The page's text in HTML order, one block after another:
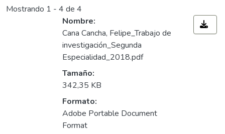
Mostrando 1 - 4 de 4
Nombre:
Cana Cancha, Felipe_Trabajo de
investigación_Segunda
Especialidad_2018.pdf
Tamaño:
342,35 KB
Formato:
Adobe Portable Document
Format